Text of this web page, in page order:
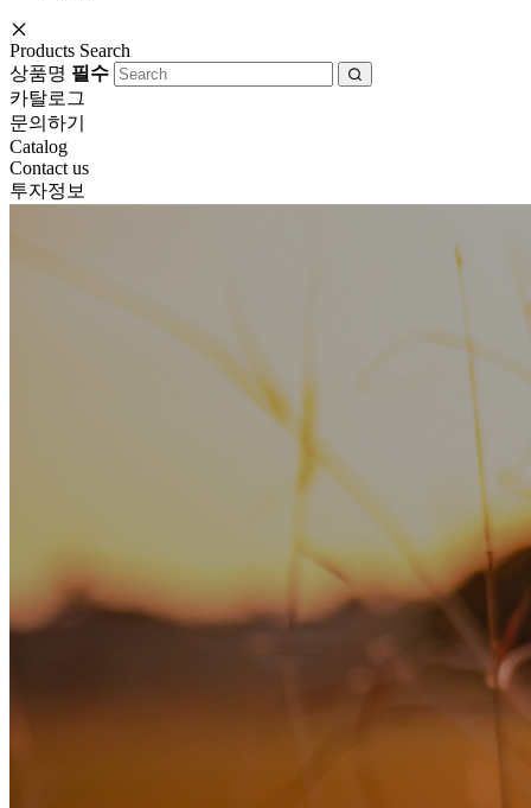
Products Search
상품명 필수
카탈로그
문의하기
Catalog
Contact us
투자정보